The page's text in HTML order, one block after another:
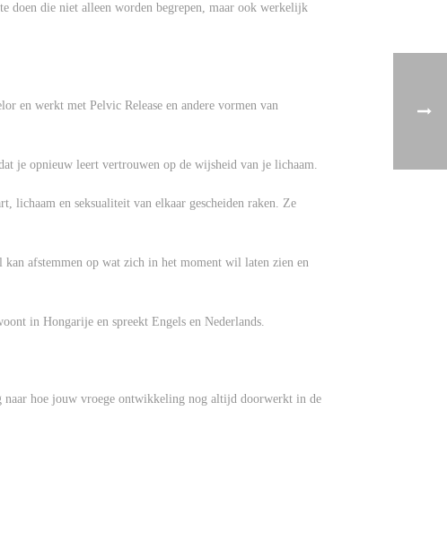
doen die niet alleen worden begrepen, maar ook werkelijk
en werkt met Pelvic Release en andere vormen van
je opnieuw leert vertrouwen op de wijsheid van je lichaam.
lichaam en seksualiteit van elkaar gescheiden raken. Ze
afstemmen op wat zich in het moment wil laten zien en
in Hongarije en spreekt Engels en Nederlands.
naar hoe jouw vroege ontwikkeling nog altijd doorwerkt in de